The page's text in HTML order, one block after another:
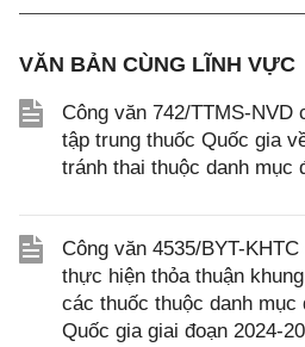
VĂN BẢN CÙNG LĨNH VỰC
Công văn 742/TTMS-NVD
tập trung thuốc Quốc gia
tránh thai thuộc danh mục
Công văn 4535/BYT-
thực hiện thỏa thuận
các thuốc thuộc danh mục
Quốc gia giai đoạn 2024-